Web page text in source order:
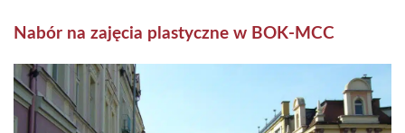
Nabór na zajęcia plastyczne w BOK-MCC